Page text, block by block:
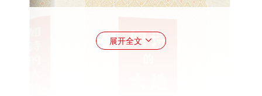
展开全文